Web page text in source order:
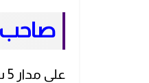
صاحب
على مدار 5 سنوات فقط، قدمت